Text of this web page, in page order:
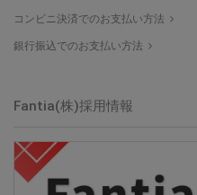
コンビニ決済でのお支払い方法
銀行振込でのお支払い方法
Fantia(株)採用情報